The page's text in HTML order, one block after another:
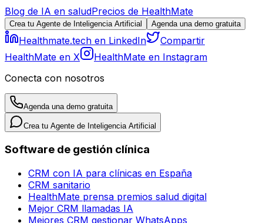
Blog de IA en saludPrecios de HealthMate
Crea tu Agente de Inteligencia Artificial Agenda una demo gratuita
Healthmate.tech en LinkedIn
Compartir
HealthMate en X
HealthMate en Instagram
Conecta con nosotros
Agenda una demo gratuita
Crea tu Agente de Inteligencia Artificial
Software de gestión clínica
CRM con IA para clínicas en España
CRM sanitario
HealthMate prensa premios salud digital
Mejor CRM llamadas IA
Mejores CRM gestionar WhatsApps